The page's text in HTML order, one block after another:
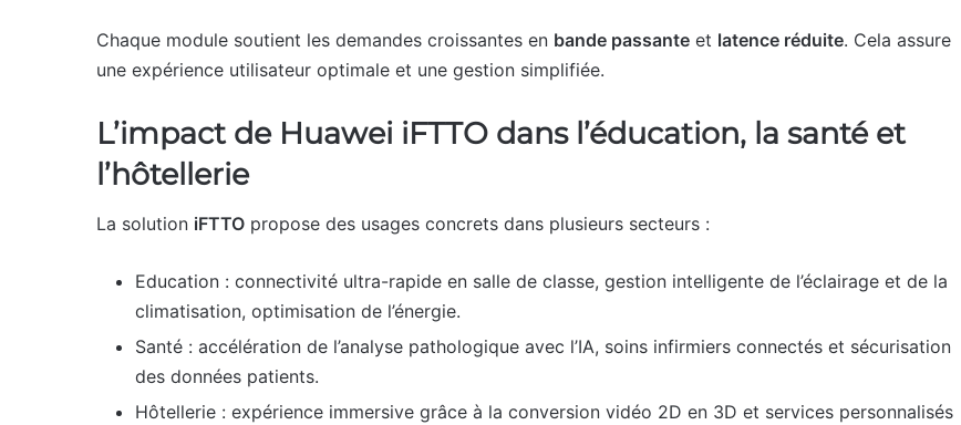
Chaque module soutient les demandes croissantes en bande passante et latence réduite. Cela assure
une expérience utilisateur optimale et une gestion simplifiée.
L’impact de Huawei iFTTO dans l’éducation, la santé et
l’hôtellerie
La solution iFTTO propose des usages concrets dans plusieurs secteurs :
Education : connectivité ultra-rapide en salle de classe, gestion intelligente de l’éclairage et de la
climatisation, optimisation de l’énergie.
Santé : accélération de l’analyse pathologique avec l’IA, soins infirmiers connectés et sécurisation
des données patients.
Hôtellerie : expérience immersive grâce à la conversion vidéo 2D en 3D et services personnalisés